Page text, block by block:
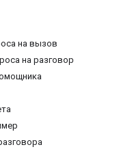
на вызов
на разговор